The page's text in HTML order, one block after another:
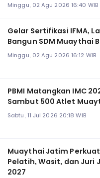
Minggu, 02 Agu 2026 16:40 WIB
Gelar Sertifikasi IFMA,
Bangun SDM Muaythai
Minggu, 02 Agu 2026 16:12 WIB
PBMI Matangkan IMC
Sambut 500 Atlet
Sabtu, 11 Jul 2026 20:18 WIB
Muaythai Jatim
Pelatih, Wasit, dan Juri
2027